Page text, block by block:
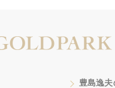
豊島逸